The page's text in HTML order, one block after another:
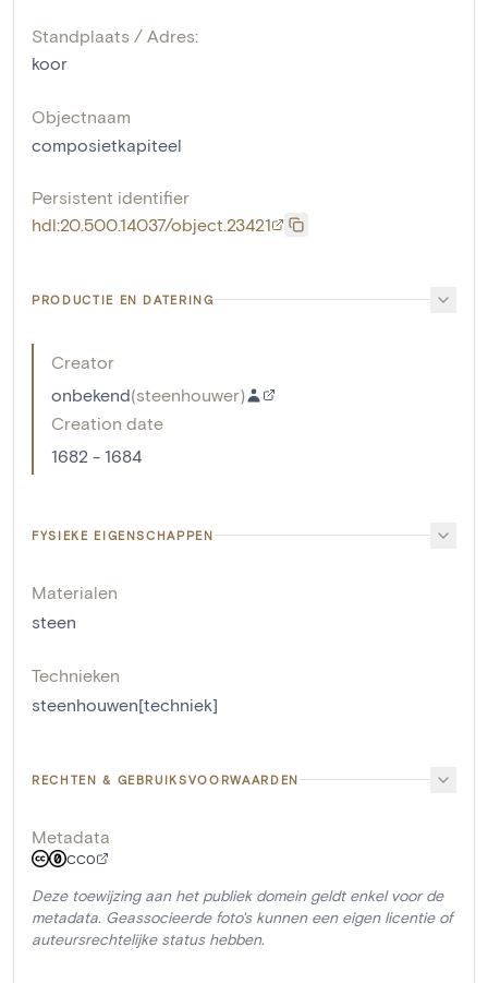
Standplaats / Adres:
koor
Objectnaam
composietkapiteel
Persistent identifier
hdl:20.500.14037/object.23421
PRODUCTIE EN DATERING
Creator
onbekend(steenhouwer)
Creation date
1682 - 1684
FYSIEKE EIGENSCHAPPEN
Materialen
steen
Technieken
steenhouwen[techniek]
RECHTEN & GEBRUIKSVOORWAARDEN
Metadata
CC0
Deze toewijzing aan het publiek domein geldt enkel voor de
metadata. Geassocieerde foto's kunnen een eigen licentie of
auteursrechtelijke status hebben.